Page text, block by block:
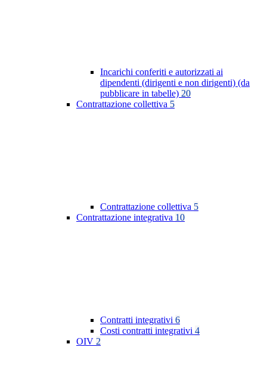
Incarichi conferiti e autorizzati ai
dipendenti (dirigenti e non dirigenti) (da
pubblicare in tabelle) 20
Contrattazione collettiva 5
Contrattazione collettiva 5
Contrattazione integrativa 10
Contratti integrativi 6
Costi contratti integrativi 4
OIV 2